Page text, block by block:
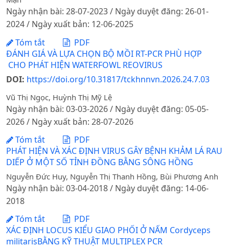
Ngày nhận bài: 28-07-2023 / Ngày duyệt đăng: 26-01-
2024 / Ngày xuất bản: 12-06-2025
Tóm tắt
PDF
ĐÁNH GIÁ VÀ LỰA CHỌN BỘ MỒI RT-PCR PHÙ HỢP
CHO PHÁT HIỆN WATERFOWL REOVIRUS
DOI: https://doi.org/10.31817/tckhnnvn.2026.24.7.03
Vũ Thị Ngọc, Huỳnh Thị Mỹ Lệ
Ngày nhận bài: 03-03-2026 / Ngày duyệt đăng: 05-05-
2026 / Ngày xuất bản: 28-07-2026
Tóm tắt
PDF
PHÁT HIỆN VÀ XÁC ĐỊNH VIRUS GÂY BỆNH KHẢM LÁ RAU
DIẾP Ở MỘT SỐ TỈNH ĐỒNG BẰNG SÔNG HỒNG
Nguyễn Đức Huy, Nguyễn Thị Thanh Hồng, Bùi Phương Anh
Ngày nhận bài: 03-04-2018 / Ngày duyệt đăng: 14-06-
2018
Tóm tắt
PDF
XÁC ĐỊNH LOCUS KIỂU GIAO PHỐI Ở NẤM Cordyceps
militarisBẰNG KỸ THUẬT MULTIPLEX PCR